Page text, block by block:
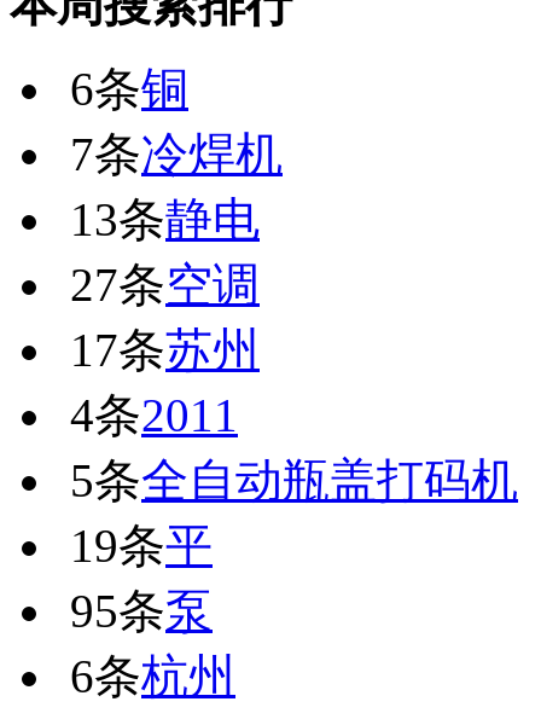
6条铜
7条冷焊机
13条静电
27条空调
17条苏州
4条2011
5条全自动瓶盖打码机
19条平
95条泵
6条杭州